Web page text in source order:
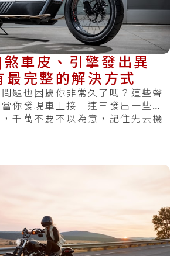
車皮、引擎發出異
最完整的解決方式
題也困擾你非常久了嗎？這些聲
你發現車上接二連三發出一些不
千萬不要不以為意，記住先去機